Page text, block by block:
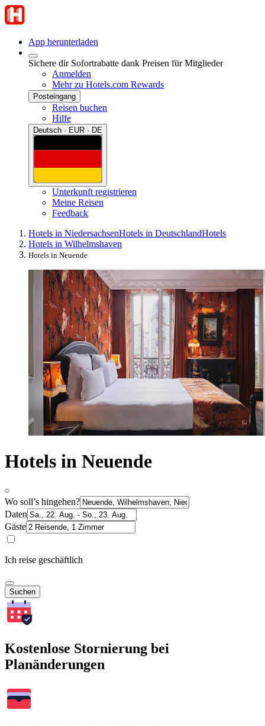
App herunterladen
Sichere dir Sofortrabatte dank Preisen für Mitglieder
Anmelden
Mehr zu Hotels.com Rewards
Posteingang
Reisen buchen
Hilfe
Deutsch · EUR · DE
Unterkunft registrieren
Meine Reisen
Feedback
Hotels in NiedersachsenHotels in DeutschlandHotels
Hotels in Wilhelmshaven
Hotels in Neuende
Hotels in Neuende
Wo soll’s hingehen?
Daten
Gäste
Ich reise geschäftlich
Suchen
Kostenlose Stornierung bei
Planänderungen